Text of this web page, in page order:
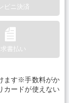
ビニ決済
求書払い
ます※手数料がか
カードが使えない